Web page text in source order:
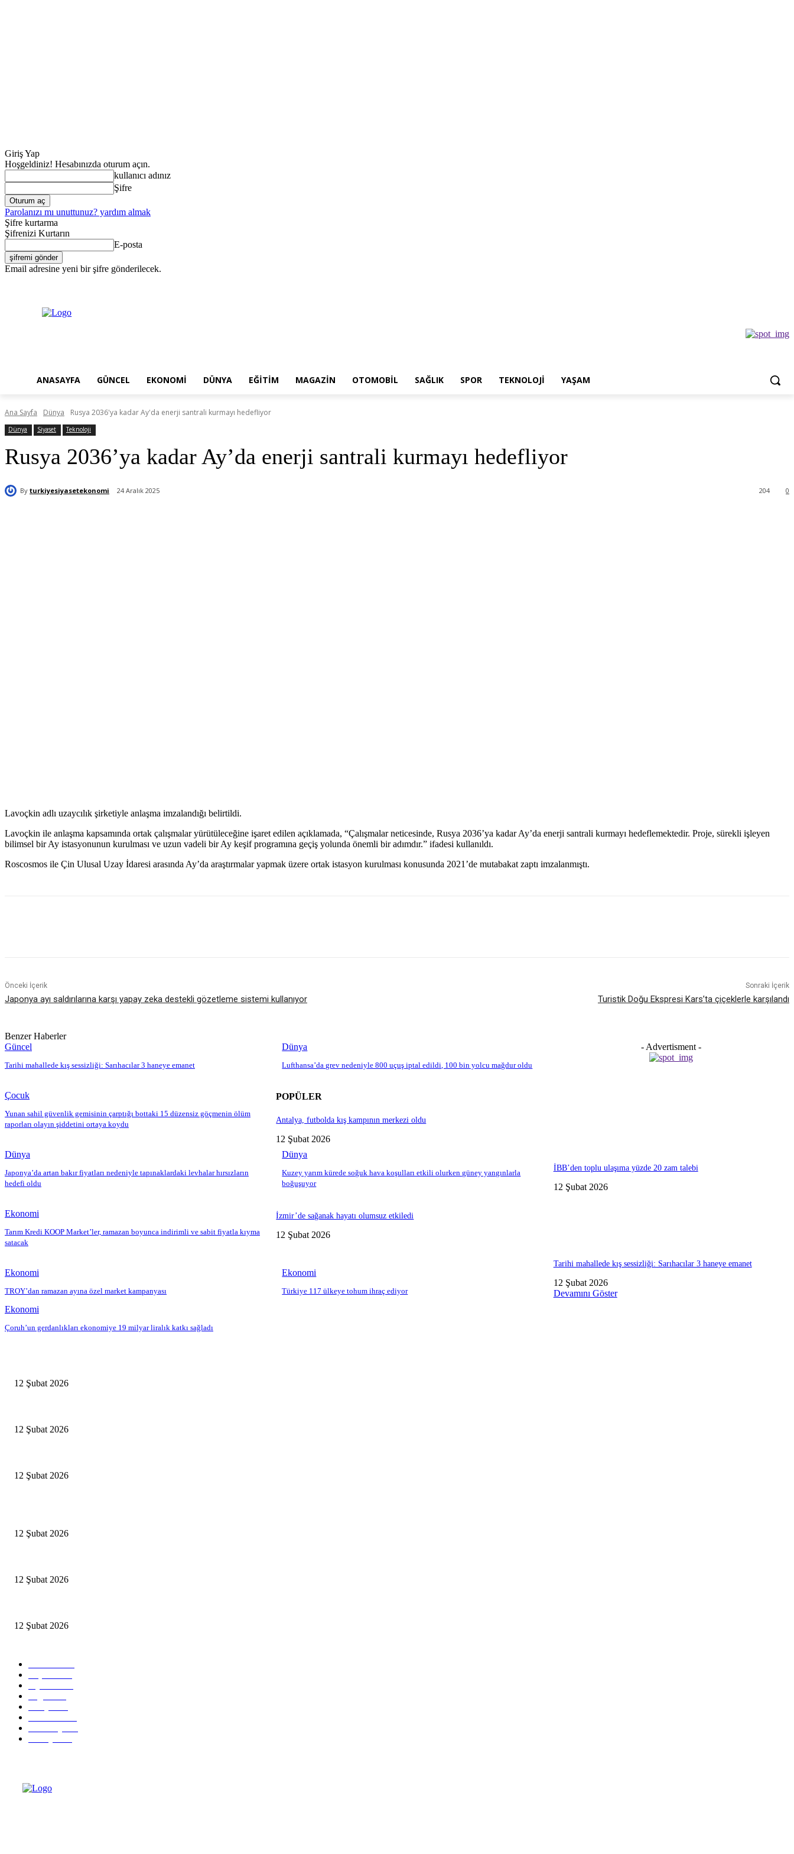
Giriş Yap
Hoşgeldiniz! Hesabınızda oturum açın.
kullanıcı adınız
Şifre
Parolanızı mı unuttunuz? yardım almak
Şifre kurtarma
Şifrenizi Kurtarın
E-posta
Email adresine yeni bir şifre gönderilecek.
ANASAYFA GÜNCEL EKONOMI DÜNYA EĞITIM MAGAZIN OTOMOBIL SAĞLIK SPOR TEKNOLOJI YAŞAM
Ana Sayfa Dünya Rusya 2036'ya kadar Ay'da enerji santrali kurmayı hedefliyor
Dünya Siyaset Teknoloji
Rusya 2036’ya kadar Ay’da enerji santrali kurmayı hedefliyor
By turkiyesiyasetekonomi 24 Aralık 2025 0
204
Lavoçkin adlı uzaycılık şirketiyle anlaşma imzalandığı belirtildi.
Lavoçkin ile anlaşma kapsamında ortak çalışmalar yürütüleceğine işaret edilen açıklamada, “Çalışmalar neticesinde, Rusya 2036’ya kadar Ay’da enerji santrali kurmayı hedeflemektedir. Proje, sürekli işleyen
bilimsel bir Ay istasyonunun kurulması ve uzun vadeli bir Ay keşif programına geçiş yolunda önemli bir adımdır.” ifadesi kullanıldı.
Roscosmos ile Çin Ulusal Uzay İdaresi arasında Ay’da araştırmalar yapmak üzere ortak istasyon kurulması konusunda 2021’de mutabakat zaptı imzalanmıştı.
Önceki İçerik
Japonya ayı saldırılarına karşı yapay zeka destekli gözetleme sistemi kullanıyor
Sonraki İçerik
Turistik Doğu Ekspresi Kars’ta çiçeklerle karşılandı
Benzer Haberler
Güncel
Tarihi mahallede kış sessizliği: Sarıhacılar 3 haneye emanet
Dünya
Lufthansa’da grev nedeniyle 800 uçuş iptal edildi, 100 bin yolcu mağdur oldu
Çocuk
Yunan sahil güvenlik gemisinin çarptığı bottaki 15 düzensiz göçmenin ölüm
raporları olayın şiddetini ortaya koydu
Dünya
Japonya’da artan bakır fiyatları nedeniyle tapınaklardaki levhalar hırsızların
hedefi oldu
Dünya
Kuzey yarım kürede soğuk hava koşulları etkili olurken güney yangınlarla
boğuşuyor
Ekonomi
Tarım Kredi KOOP Market’ler, ramazan boyunca indirimli ve sabit fiyatla kıyma
satacak
Ekonomi
TROY’dan ramazan ayına özel market kampanyası
Ekonomi
Türkiye 117 ülkeye tohum ihraç ediyor
Ekonomi
Çoruh’un gerdanlıkları ekonomiye 19 milyar liralık katkı sağladı
- Advertisment -
POPÜLER
Antalya, futbolda kış kampının merkezi oldu
12 Şubat 2026
İBB’den toplu ulaşıma yüzde 20 zam talebi
12 Şubat 2026
İzmir’de sağanak hayatı olumsuz etkiledi
12 Şubat 2026
Tarihi mahallede kış sessizliği: Sarıhacılar 3 haneye emanet
12 Şubat 2026
Devamını Göster
12 Şubat 2026
12 Şubat 2026
12 Şubat 2026
12 Şubat 2026
12 Şubat 2026
12 Şubat 2026